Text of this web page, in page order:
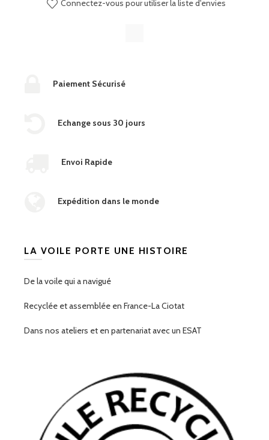
Connectez-vous pour utiliser la liste d'envies
Paiement Sécurisé
Echange sous 30 jours
Envoi Rapide
Expédition dans le monde
LA VOILE PORTE UNE HISTOIRE
De la voile qui a navigué
Recyclée et assemblée en France-La Ciotat
Dans nos ateliers et en partenariat avec un ESAT